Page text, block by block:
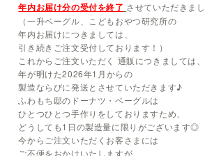
年内お届け分の受付を終了 させていただきま
（一升ベーグル、こどもおやつ研究所の
年内お届けにつきましては、
引き続きご注文受付しております！）
これからご注文いただく 通販につきましては、
年が明けた2026年1月からの
製造ならびに発送とさせていただきます♪
ふわもち邸のドーナツ・ベーグルは
ひとつひとつ手作りをしておりますため、
どうしても1日の製造量に限りがございます◎
今からご注文いただくお客さまには
ご不便をおかけいたしますが